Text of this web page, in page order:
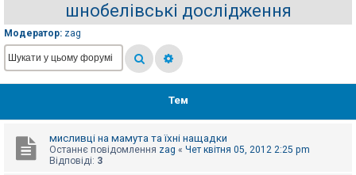
е
є
с
т
р
а
Т
шнобелівські дослідження
Модератор: zag
Тем
мисливці на мамута та їхні нащадки
Останнє повідомлення zag « Чет квітня 05, 2012 2:25 pm
Відповіді: 3